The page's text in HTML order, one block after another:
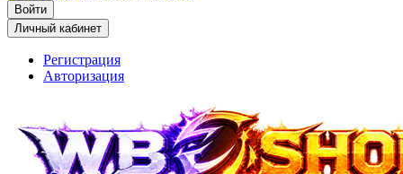
Личный кабинет
Регистрация
Авторизация